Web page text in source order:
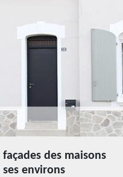
des maisons
environs